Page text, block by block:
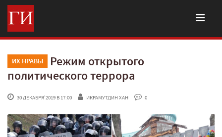
ИХ НРАВЫ
Режим открытого
политического террора
30 ДЕКАБРЯ'2019 В 17:00 ИКРАМУТДИН ХАН 0